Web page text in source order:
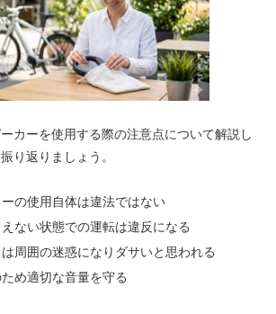
カーを使用する際の注意点について解説し
り返りましょう。
の使用自体は違法ではない
ない状態での運転は違反になる
周囲の迷惑になりダサいと思われる
め適切な音量を守る